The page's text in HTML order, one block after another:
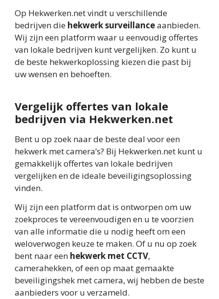
Op Hekwerken.net vindt u verschillende
bedrijven die hekwerk surveillanceaanbieden.
Wij zijn een platform waar u eenvoudig offertes
van lokale bedrijven kunt vergelijken. Zo kunt u
de beste hekwerkoplossing kiezen die past bij
uw wensen en behoeften.
Vergelijk offertes van lokale
bedrijven via Hekwerken.net
Bent u op zoek naar de beste deal voor een
hekwerk met camera’s? Bij Hekwerken.net kunt u
gemakkelijk offertes van lokale bedrijven
vergelijken en de ideale beveiligingsoplossing
vinden.
Wij zijn een platform dat is ontworpen om uw
zoekproces te vereenvoudigen en u te voorzien
van alle informatie die u nodig heeft om een
weloverwogen keuze te maken. Of u nu op zoek
bent naar een hekwerk met CCTV,
camerahekken, of een op maat gemaakte
beveiligingshek met camera, wij hebben de beste
aanbieders voor u verzameld.